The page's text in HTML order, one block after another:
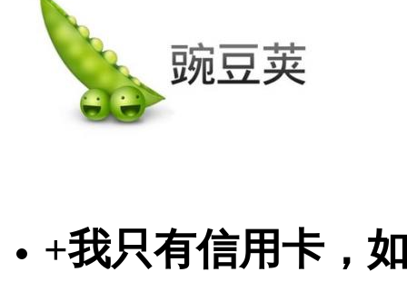
+我只有信用卡，